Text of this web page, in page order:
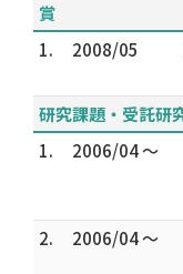
賞
1.
2008/05
研究課題・受託研
1.
2006/04 ～
2.
2006/04 ～